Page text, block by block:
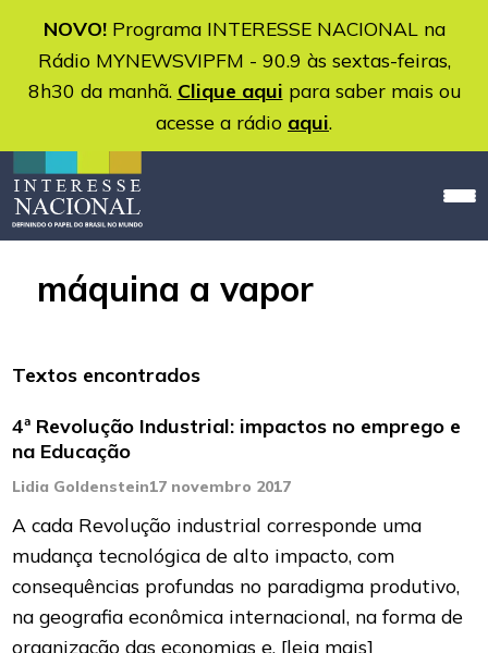
NOVO!Programa INTERESSE NACIONAL na
Rádio MYNEWSVIPFM - 90.9 às sextas-feiras,
8h30 da manhã. Clique aqui para saber mais ou
acesse a rádio aqui.
máquina a vapor
Textos encontrados
4ª Revolução Industrial: impactos no emprego e
na Educação
Lidia Goldenstein17 novembro 2017
A cada Revolução industrial corresponde uma
mudança tecnológica de alto impacto, com
consequências profundas no paradigma produtivo,
na geografia econômica internacional, na forma de
organização das economias e, [leia mais]